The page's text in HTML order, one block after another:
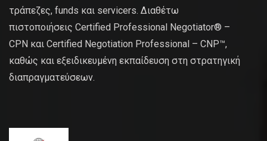
τράπεζες, funds και servicers. Διαθέτω
πιστοποιήσεις Certified Professional Negotiator® –
CPN και Certified Negotiation Professional – CNP™,
καθώς και εξειδικευμένη εκπαίδευση στη στρατηγική
διαπραγματεύσεων.